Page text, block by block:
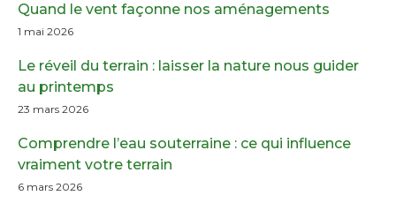
Quand le vent façonne nos aménagements
1 mai 2026
Le réveil du terrain : laisser la nature nous guider
au printemps
23 mars 2026
Comprendre l’eau souterraine : ce qui influence
vraiment votre terrain
6 mars 2026